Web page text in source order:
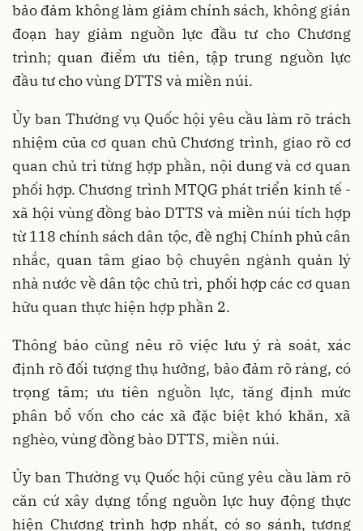
bảo đảm không làm giảm chính sách, không gián
đoạn hay giảm nguồn lực đầu tư cho Chương
trình; quan điểm ưu tiên, tập trung nguồn lực
đầu tư cho vùng DTTS và miền núi.
Ủy ban Thường vụ Quốc hội yêu cầu làm rõ trách
nhiệm của cơ quan chủ Chương trình, giao rõ cơ
quan chủ trì từng hợp phần, nội dung và cơ quan
phối hợp. Chương trình MTQG phát triển kinh tế -
xã hội vùng đồng bào DTTS và miền núi tích hợp
từ 118 chính sách dân tộc, đề nghị Chính phủ cân
nhắc, quan tâm giao bộ chuyên ngành quản lý
nhà nước về dân tộc chủ trì, phối hợp các cơ quan
hữu quan thực hiện hợp phần 2.
Thông báo cũng nêu rõ việc lưu ý rà soát, xác
định rõ đối tượng thụ hưởng, bảo đảm rõ ràng, có
trọng tâm; ưu tiên nguồn lực, tăng định mức
phân bổ vốn cho các xã đặc biệt khó khăn, xã
nghèo, vùng đồng bào DTTS, miền núi.
Ủy ban Thường vụ Quốc hội cũng yêu cầu làm rõ
căn cứ xây dựng tổng nguồn lực huy động thực
hiện Chương trình hợp nhất, có so sánh, tương